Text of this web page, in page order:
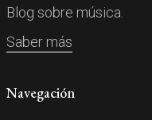
Blog sobre música.
Saber más
Navegación